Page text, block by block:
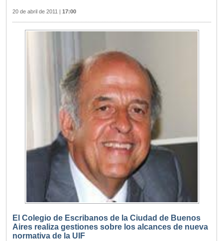
20 de abril de 2011 17:00
El Colegio de Escribanos de la Ciudad de Buenos
Aires realiza gestiones sobre los alcances de nueva
normativa de la UIF